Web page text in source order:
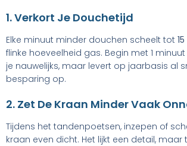
1. Verkort Je Douchetijd
Elke minuut minder douchen scheelt tot
flinke hoeveelheid gas. Begin met 1
je nauwelijks, maar levert op jaarbasis al
besparing op.
2. Zet De Kraan Minder Vaak
Tijdens het tandenpoetsen, inzepen of
kraan even dicht. Het lijkt een detail, maar